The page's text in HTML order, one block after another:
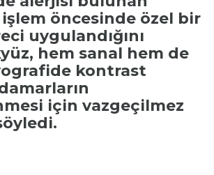
öncesinde özel bir
uygulandığını
hem sanal hem de
kontrast
için vazgeçilmez